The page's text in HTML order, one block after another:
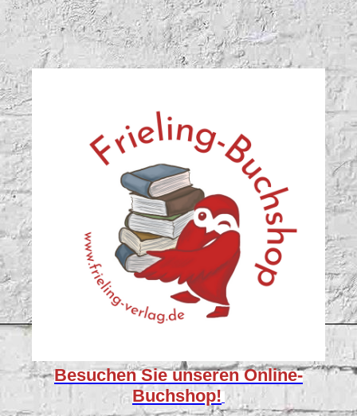
Besuchen Sie unserenOnline-
Buchshop!